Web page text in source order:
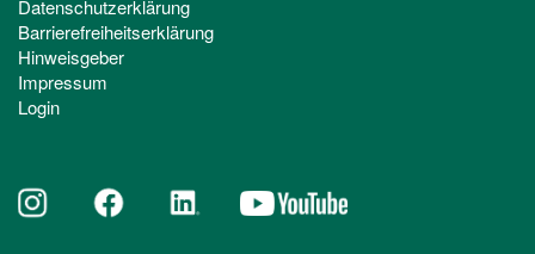
Datenschutzerklärung
Barrierefreiheitserklärung
Hinweisgeber
Impressum
Login